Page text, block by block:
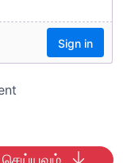
செய்யவும்